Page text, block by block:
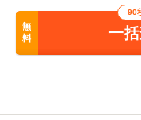
無
料
90
一